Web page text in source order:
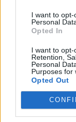
I want to
Personal
Opted In
I want to opt-
Retention,
Personal
Purposes for
Opted Out